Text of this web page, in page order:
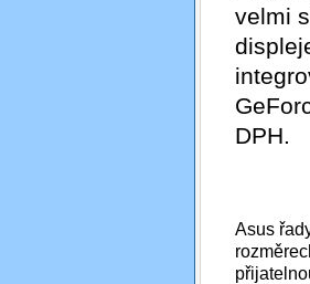
velmi
DPH.
Asus